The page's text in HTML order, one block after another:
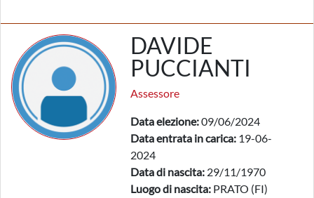
DAVIDE
PUCCIANTI
Assessore
Data elezione:09/06/2024
Data entrata in carica: 19-06-
2024
Data di nascita: 29/11/1970
Luogo di nascita: PRATO (FI)